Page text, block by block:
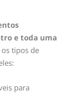
e toda uma
tipos de
para